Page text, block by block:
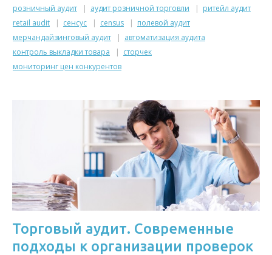
розничный аудит
аудит розничной торговли
ритейл аудит
retail audit
сенсус census
полевой аудит
мерчандайзинговый аудит
автоматизация аудита
контроль выкладки товара
сторчек
мониторинг цен конкурентов
Торговый аудит. Современные
подходы к организации проверок